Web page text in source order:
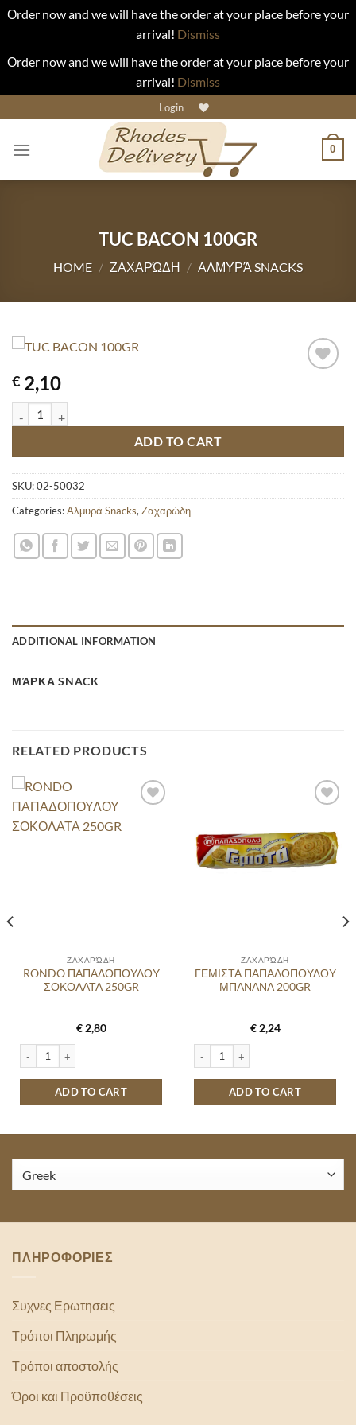
Οrder now and we will have the order at your place before your
arrival! Dismiss
Οrder now and we will have the order at your place before your
arrival! Dismiss
to
content
Login
0
TUC BACON 100GR
HOME / ΖΑΧΑΡΏΔΗ / ΑΛΜΥΡΆ SNACKS
€ 2,10
TUC BACON 100GR quantity
ADD TO CART
SKU:02-50032
Categories:Αλμυρά Snacks,Ζαχαρώδη
ADDITIONAL INFORMATION
ΜΆΡΚΑ SNACK
RELATED PRODUCTS
ΖΑΧΑΡΏΔΗ
RONDO ΠΑΠΑΔΟΠΟΥΛΟΥ
ΣΟΚΟΛΑΤΑ 250GR
€2,80
RONDO ΠΑΠΑΔΟΠΟΥΛΟΥ ΣΟΚΟΛΑΤΑ 250GR quantity
ADD TO CART
ΖΑΧΑΡΏΔΗ
ΓΕΜΙΣΤΑ ΠΑΠΑΔΟΠΟΥΛΟΥ
ΜΠΑΝΑΝΑ 200GR
€2,24
ΓΕΜΙΣΤΑ ΠΑΠΑΔΟΠΟΥΛΟΥ
ADD TO CART
quantity
ΠΛΗΡΟΦΟΡΙΕΣ
Συχνες Ερωτησεις
Τρόποι Πληρωμής
Τρόποι αποστολής
Όροι και Προϋποθέσεις